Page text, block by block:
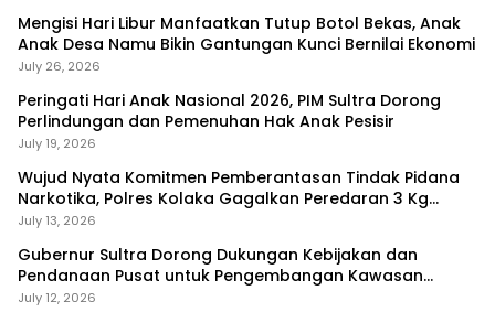
Mengisi Hari Libur Manfaatkan Tutup Botol Bekas, Anak
Anak Desa Namu Bikin Gantungan Kunci Bernilai Ekonomi
July 26, 2026
Peringati Hari Anak Nasional 2026, PIM Sultra Dorong
Perlindungan dan Pemenuhan Hak Anak Pesisir
July 19, 2026
Wujud Nyata Komitmen Pemberantasan Tindak Pidana
Narkotika, Polres Kolaka Gagalkan Peredaran 3 Kg
Sabu-Sabu
July 13, 2026
Gubernur Sultra Dorong Dukungan Kebijakan dan
Pendanaan Pusat untuk Pengembangan Kawasan
Liangkobhori
July 12, 2026